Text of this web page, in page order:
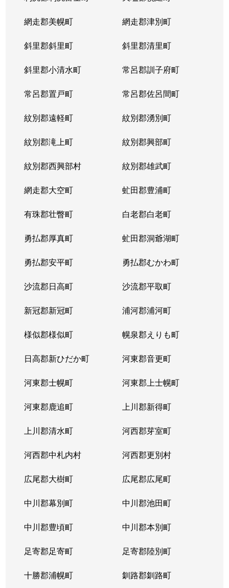
網走郡美幌町 網走郡津別町
斜里郡斜里町 斜里郡清里町
斜里郡小清水町 常呂郡訓子府町
常呂郡置戸町 常呂郡佐呂間町
紋別郡遠軽町 紋別郡湧別町
紋別郡滝上町 紋別郡興部町
紋別郡西興部村 紋別郡雄武町
網走郡大空町 虻田郡豊浦町
有珠郡壮瞥町 白老郡白老町
勇払郡厚真町 虻田郡洞爺湖町
勇払郡安平町 勇払郡むかわ町
沙流郡日高町 沙流郡平取町
新冠郡新冠町 浦河郡浦河町
様似郡様似町 幌泉郡えりも町
日高郡新ひだか町 河東郡音更町
河東郡士幌町 河東郡上士幌町
河東郡鹿追町 上川郡新得町
上川郡清水町 河西郡芽室町
河西郡中札内村 河西郡更別村
広尾郡大樹町 広尾郡広尾町
中川郡幕別町 中川郡池田町
中川郡豊頃町 中川郡本別町
足寄郡足寄町 足寄郡陸別町
十勝郡浦幌町 釧路郡釧路町